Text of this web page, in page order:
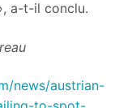
a-t-il conclu.
news/austrian-